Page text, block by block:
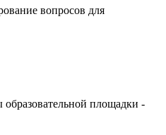
вопросов для
площадки -